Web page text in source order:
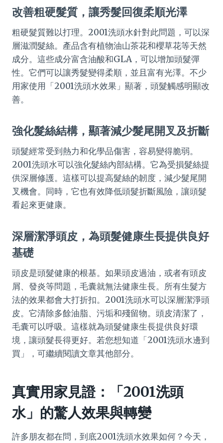
改善粗硬髮質，讓秀髮回復柔順光澤
粗硬髮質難以打理。2001洗頭水針對此問題，可以深
層滋潤髮絲。產品含有植物油山茶花和櫻草花等天然
成分。這些成分富含油酸和GLA，可以增加頭髮彈
性。它們可以讓秀髮變得柔順，並且富有光澤。不少
用家使用「2001洗頭水效果」顯著，頭髮觸感明顯改
善。
強化髮絲結構，顯著減少髮尾開叉及折斷
頭髮經常受到熱力和化學品傷害，容易變得脆弱。
2001洗頭水可以強化髮絲內部結構。它為受損髮絲提
供深層修護。這樣可以提高髮絲的韌度，減少髮尾開
叉機會。同時，它也有效降低頭髮折斷風險，讓頭髮
看起來更健康。
深層潔淨頭皮，為頭髮健康生長提供良好
基礎
頭皮是頭髮健康的根基。如果頭皮過油，或者有頭皮
屑、發炎等問題，毛囊就無法健康生長。所有生髮方
法的效果都會大打折扣。2001洗頭水可以深層潔淨頭
皮。它清除多餘油脂、污垢和殘留物。頭皮清潔了，
毛囊可以呼吸。這樣就為頭髮健康生長提供良好環
境，讓頭髮長得更好。若您想知道「2001洗頭水邊到
買」，可繼續閱讀文章其他部分。
真實用家見證：「2001洗頭
水」的驚人效果與轉變
許多朋友都在問，到底2001洗頭水效果如何？今天，